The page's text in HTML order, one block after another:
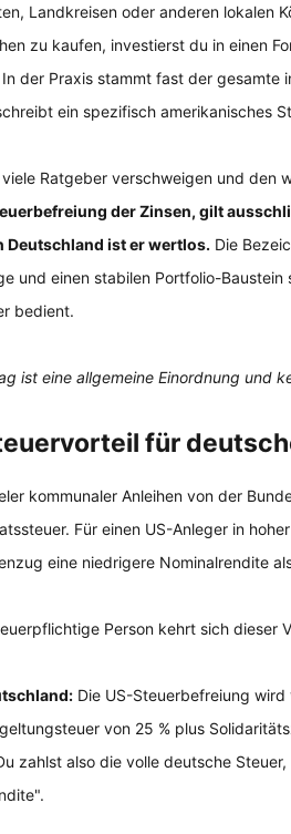
Landkreisen oder anderen lokalen
zu kaufen, investierst du in einen
der Praxis stammt fast der gesamte
ein spezifisch amerikanisches
Ratgeber verschweigen und den
der Zinsen, gilt
Deutschland ist er wertlos. Die
und einen stabilen Portfolio-
bedient.
ist eine allgemeine Einordnung und
für
kommunaler Anleihen von der
Für einen US-Anleger in
eine niedrigere Nominalrendite
Person kehrt sich dieser
Die US-Steuerbefreiung
von 25 % plus
zahlst also die volle deutsche